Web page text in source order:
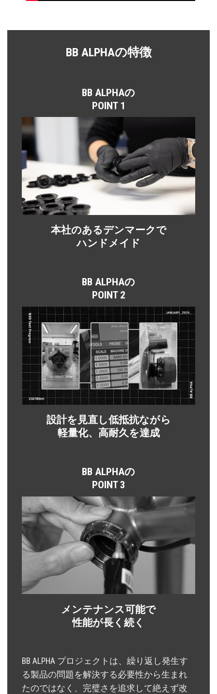
BB ALPHAの特徴
BB ALPHAの
POINT 1
本社のあるデンマークで
ハンドメイド
BB ALPHAの
POINT 2
設計を見直し低抵抗ながら
軽量化、高耐久を達成
BB ALPHAの
POINT 3
メンテナンス可能で
性能が長く続く
BB ALPHA プロジェクトは、繰り返し発生す
る製品の問題を解決する必要性から生まれ
たのではなく、完璧さを追求して絶えず改